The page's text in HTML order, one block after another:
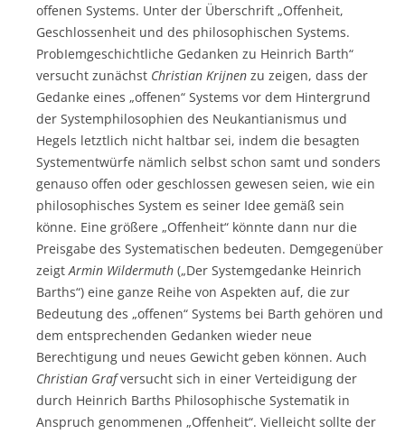
offenen Systems. Unter der Überschrift „Offenheit,
Geschlossenheit und des philosophischen Systems.
ProbIemgeschichtliche Gedanken zu Heinrich Barth“
versucht zunächst Christian Krijnen zu zeigen, dass der
Gedanke eines „offenen“ Systems vor dem Hintergrund
der Systemphilosophien des Neukantianismus und
Hegels letztlich nicht haltbar sei, indem die besagten
Systementwürfe nämlich selbst schon samt und sonders
genauso offen oder geschlossen gewesen seien, wie ein
philosophisches System es seiner Idee gemäß sein
könne. Eine größere „Offenheit“ könnte dann nur die
Preisgabe des Systematischen bedeuten. Demgegenüber
zeigtArmin Wildermuth („Der Systemgedanke Heinrich
Barths“) eine ganze Reihe von Aspekten auf, die zur
Bedeutung des „offenen“ Systems bei Barth gehören und
dem entsprechenden Gedanken wieder neue
Berechtigung und neues Gewicht geben können. Auch
Christian Grafversucht sich in einer Verteidigung der
durch Heinrich Barths Philosophische Systematik in
Anspruch genommenen „Offenheit“. Vielleicht sollte der